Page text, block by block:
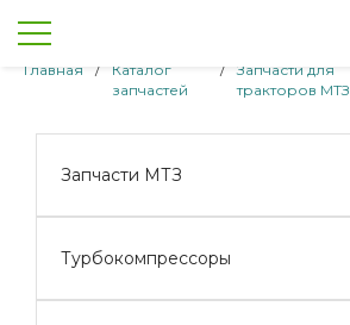
Главная /
Каталог
запчастей
/
Запчасти для
тракторов МТЗ
Запчасти МТЗ
Турбокомпрессоры